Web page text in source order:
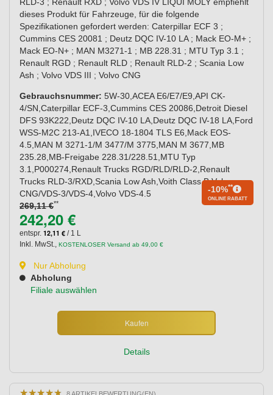
RLD-3 ; Renault RXD ; Volvo VDS IV LIQUI MOLY empfiehlt
dieses Produkt für Fahrzeuge, für die folgende
Spezifikationen gefordert werden: Caterpillar ECF 3 ;
Cummins CES 20081 ; Deutz DQC IV-10 LA ; Mack EO-M+ ;
Mack EO-N+ ; MAN M3271-1 ; MB 228.31 ; MTU Typ 3.1 ;
Renault RGD ; Renault RLD ; Renault RLD-2 ; Scania Low
Ash ; Volvo VDS III ; Volvo CNG
Gebrauchsnummer: 5W-30,ACEA E6/E7/E9,API CK-
4/SN,Caterpillar ECF-3,Cummins CES 20086,Detroit Diesel
DFS 93K222,Deutz DQC IV-10 LA,Deutz DQC IV-18 LA,Ford
WSS-M2C 213-A1,IVECO 18-1804 TLS E6,Mack EOS-
4.5,MAN M 3271-1/M 3477/M 3775,MAN M 3677,MB
235.28,MB-Freigabe 228.31/228.51,MTU Typ
3.1,P000274,Renault Trucks RGD/RLD/RLD-2,Renault
Trucks RLD-3/RXD,Scania Low Ash,Voith Class B,Volvo
CNG/VDS-3/VDS-4,Volvo VDS-4.5
269,11 €**
-10%**
ONLINE RABATT
242,20 €
entspr. 12,11 € / 1 L
Inkl. MwSt., KOSTENLOSER Versand ab 49,00 €
Nur Abholung
Abholung
Filiale auswählen
Kaufen
Details